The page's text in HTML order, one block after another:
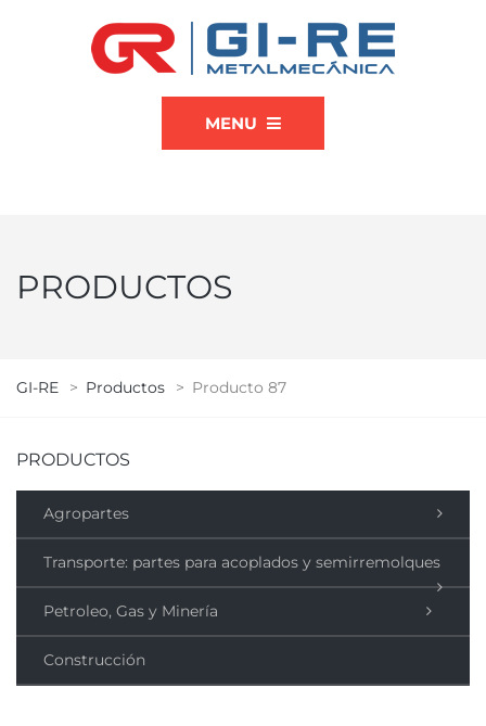
MENU
PRODUCTOS
GI-RE > Productos > Producto 87
PRODUCTOS
Agropartes
Transporte: partes para acoplados y semirremolques
Petroleo, Gas y Minería
Construcción